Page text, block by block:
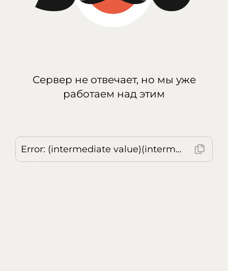
Сервер не отвечает, но мы уже
работаем над этим
Error: (intermediate value)(intermediate value)(intermediate value).replaceAll is not a function